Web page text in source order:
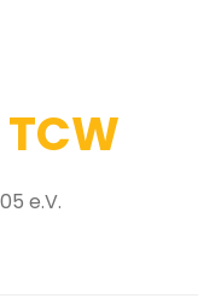
e.V.